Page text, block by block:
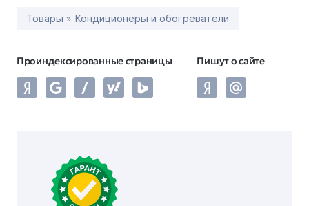
Товары » Кондиционеры и обогреватели
Проиндексированные страницы Пишут о сайте